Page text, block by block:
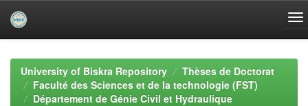
navigationUniversity of Biskra Repository
Thèses de Doctorat
Faculté des Sciences et de la technologie (FST)
Département de Génie Civil et Hydraulique